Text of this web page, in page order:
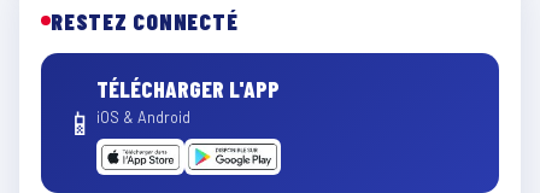
RESTEZ CONNECTÉ
📱
TÉLÉCHARGER L'APP
iOS & Android